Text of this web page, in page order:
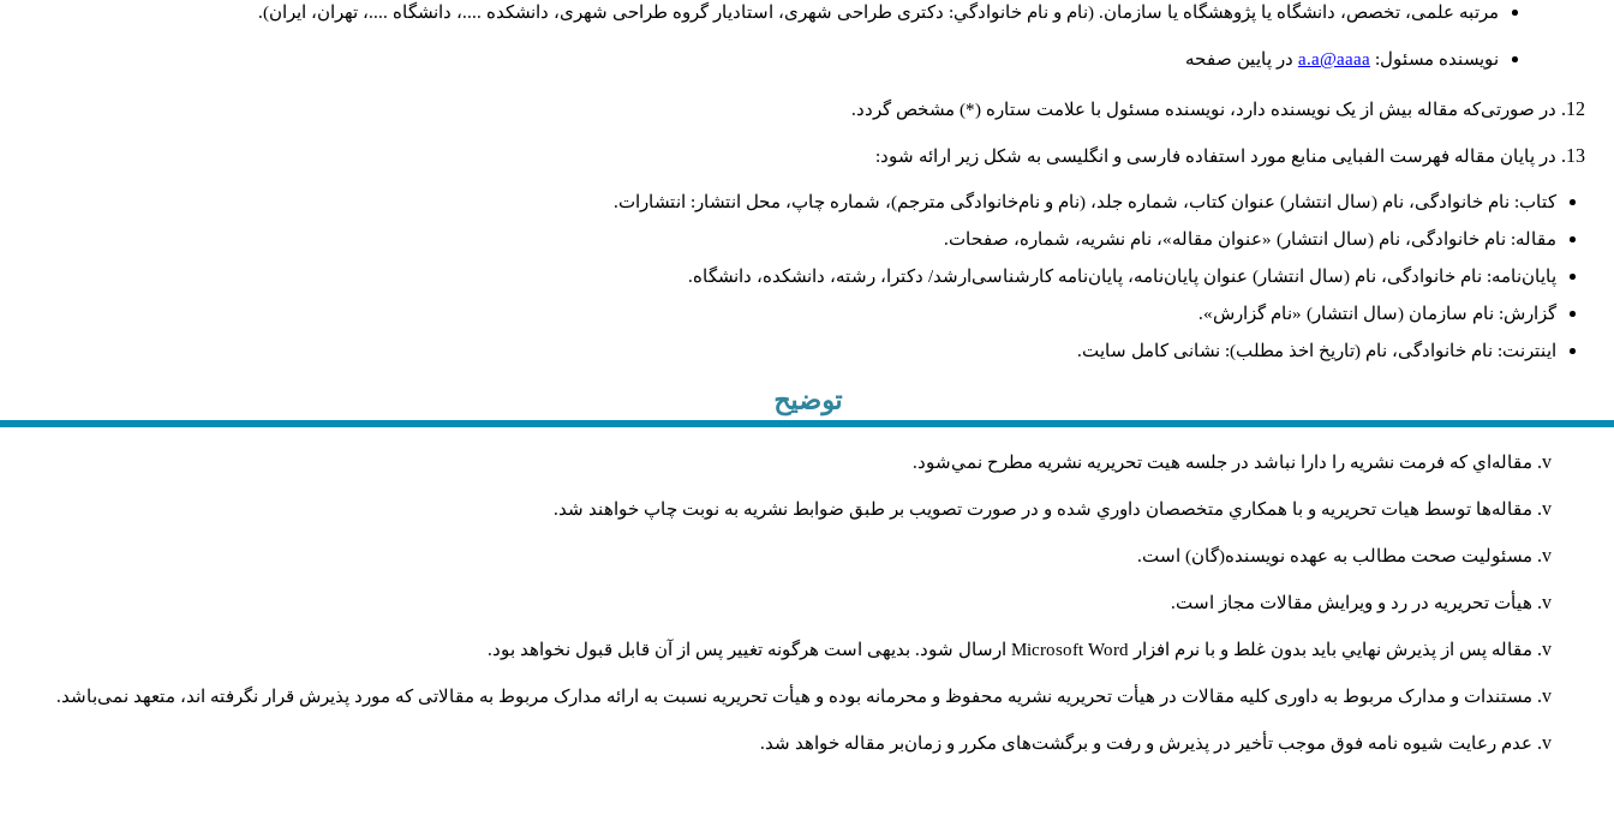
مرتبه علمی، تخصص، دانشگاه یا پژوهشگاه یا سازمان. (نام و نام خانوادگي: دکتری طراحی شهری، استادیار گروه طراحی شهری، دانشکده ....، دانشگاه ....، تهران، ایران).
نويسنده مسئول: a.a@aaaa در پايين صفحه
در صورتی‌که مقاله بیش از یک نویسنده دارد، نویسنده مسئول با علامت ستاره (*) مشخص گردد.
در پایان مقاله فهرست الفبایی منابع مورد استفاده فارسی و انگلیسی به شکل زیر ارائه شود:
کتاب: نام خانوادگی، نام (سال انتشار) عنوان کتاب، شماره جلد، (نام و نام‌خانوادگی مترجم)، شماره چاپ، محل انتشار: انتشارات.
مقاله: نام خانوادگی، نام (سال انتشار) «عنوان مقاله»، نام نشریه، شماره، صفحات.
پایان‌نامه: نام خانوادگی، نام (سال انتشار) عنوان پایان‌نامه، پایان‌نامه کارشناسی‌ارشد/ دکترا، رشته، دانشکده، دانشگاه.
گزارش: نام سازمان (سال انتشار) «نام گزارش».
اینترنت: نام خانوادگی، نام (تاریخ اخذ مطلب): نشانی کامل سایت.
توضیح
مقاله‌اي كه فرمت نشريه را دارا نباشد در جلسه هيت تحريريه نشريه مطرح نمي‌شود.
مقاله‌ها توسط هیات تحريريه و با همکاري متخصصان داوري شده و در صورت تصويب بر طبق ضوابط نشريه به نوبت چاپ خواهند شد.
مسئوليت صحت مطالب به عهده نويسنده(گان) است.
هيأت تحريريه در رد و ويرايش مقالات مجاز است.
مقاله پس از پذيرش نهايي باید بدون غلط و با نرم افزار Microsoft Word ارسال شود. بدیهی است هرگونه تغییر پس از آن قابل قبول نخواهد بود.
مستندات و مدارک مربوط به داوری کلیه مقالات در هیأت تحریریه نشریه محفوظ و محرمانه بوده و هیأت تحریریه نسبت به ارائه مدارک مربوط به مقالاتی که مورد پذیرش قرار نگرفته اند، متعهد نمی‌باشد.
عدم رعایت شیوه نامه فوق موجب تأخیر در پذیرش و رفت و برگشت‌‌های مکرر و زمان‌بر مقاله خواهد شد.